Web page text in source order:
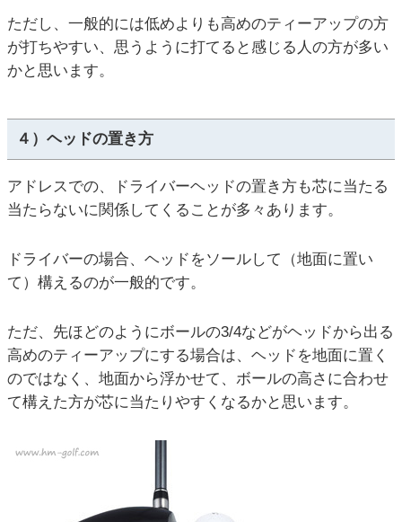
ただし、一般的には低めよりも高めのティーアップの方
が打ちやすい、思うように打てると感じる人の方が多い
かと思います。
４）ヘッドの置き方
アドレスでの、ドライバーヘッドの置き方も芯に当たる
当たらないに関係してくることが多々あります。
ドライバーの場合、ヘッドをソールして（地面に置い
て）構えるのが一般的です。
ただ、先ほどのようにボールの3/4などがヘッドから出る
高めのティーアップにする場合は、ヘッドを地面に置く
のではなく、地面から浮かせて、ボールの高さに合わせ
て構えた方が芯に当たりやすくなるかと思います。